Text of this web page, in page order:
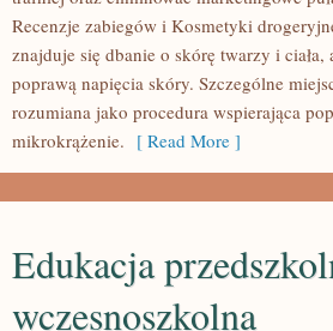
Recenzje zabiegów i Kosmetyki
znajduje się dbanie o skórę twarzy i
poprawą napięcia skóry. Szczególne
rozumiana jako procedura wspierająca
mikrokrążenie. [ Read More ]
Edukacja
wczesnoszkolna